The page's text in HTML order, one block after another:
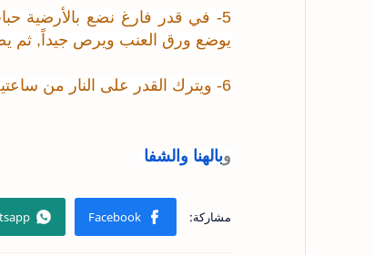
5- في قدر فارغ نضع بالأرضية
يوضع ورق العنب ويرص جيداً, ثم
6- ويترك القدر على النار من
وبالهنا والشفا